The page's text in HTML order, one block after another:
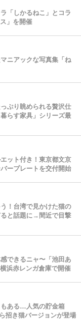
「しかるねこ」とコラ
」を開催
ニアックな写真集「ね
ぷり眺められる贅沢仕
らす家具」シリーズ最
ット付き！東京都文京
ープレートを交付開始
！台湾で見かけた猫の
と話題に→間近で目撃
できるニャ〜「池田あ
浜赤レンガ倉庫で開催
ある…人気の貯金箱
招き猫バージョンが登場